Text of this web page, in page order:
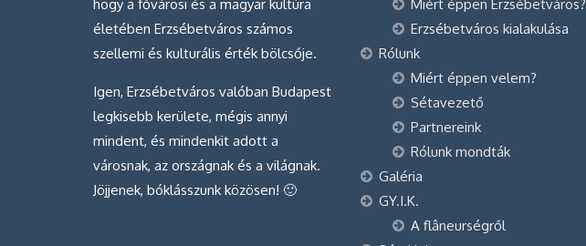
hogy a fővárosi és a magyar kultúra
életében Erzsébetváros számos
szellemi és kulturális érték bölcsője.
Igen, Erzsébetváros valóban Budapest
legkisebb kerülete, mégis annyi
mindent, és mindenkit adott a
városnak, az országnak és a világnak.
Jöjjenek, bóklásszunk közösen! 🙂
Miért éppen Erzsébetváros?
Erzsébetváros kialakulása
Rólunk
Miért éppen velem?
Sétavezető
Partnereink
Rólunk mondták
Galéria
GY.I.K.
A flâneurségről